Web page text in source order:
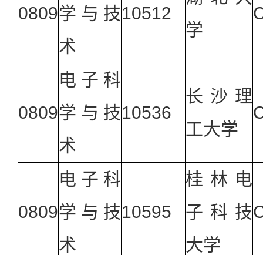
0809学与技
术
10512
学
0809
电子科
学与技
术
10536
长沙理
工大学
0809
电子科
学与技
术
10595
桂林电
子科技
大学